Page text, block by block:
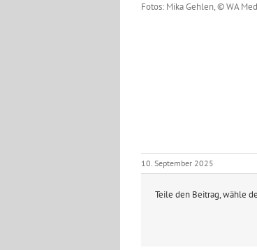
Fotos: Mika Gehlen, © WA
10. September 2025
Teile den Beitrag, wähle